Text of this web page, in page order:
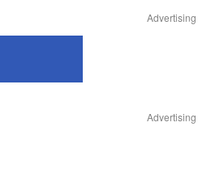
Advertising
Advertising